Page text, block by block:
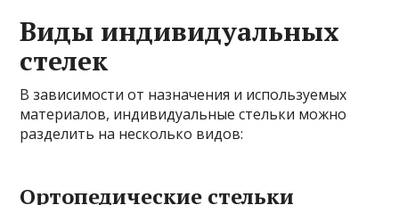
Виды индивидуальных
стелек
В зависимости от назначения и используемых
материалов, индивидуальные стельки можно
разделить на несколько видов:
Ортопедические стельки